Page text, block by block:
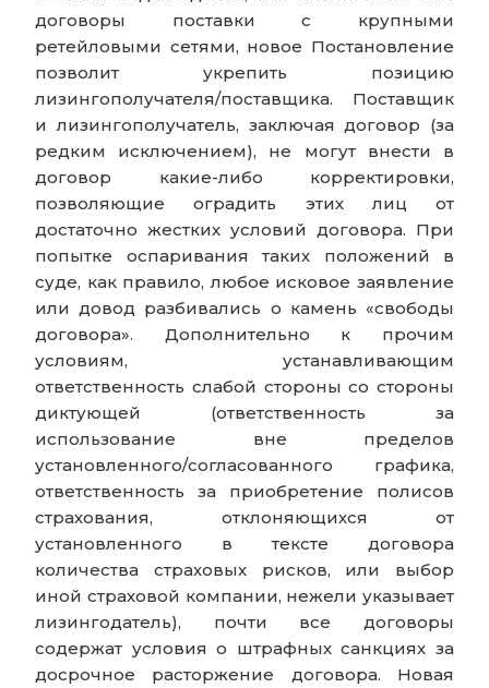
договоры поставки с крупными
ретейловыми сетями, новое Постановление
позволит укрепить позицию
лизингополучателя/поставщика. Поставщик
и лизингополучатель, заключая договор (за
редким исключением), не могут внести в
договор какие-либо корректировки,
позволяющие оградить этих лиц от
достаточно жестких условий договора. При
попытке оспаривания таких положений в
суде, как правило, любое исковое заявление
или довод разбивались о камень «свободы
договора». Дополнительно к прочим
условиям, устанавливающим
ответственность слабой стороны со стороны
диктующей (ответственность за
использование вне пределов
установленного/согласованного графика,
ответственность за приобретение полисов
страхования, отклоняющихся от
установленного в тексте договора
количества страховых рисков, или выбор
иной страховой компании, нежели указывает
лизингодатель), почти все договоры
содержат условия о штрафных санкциях за
досрочное расторжение договора. Новая